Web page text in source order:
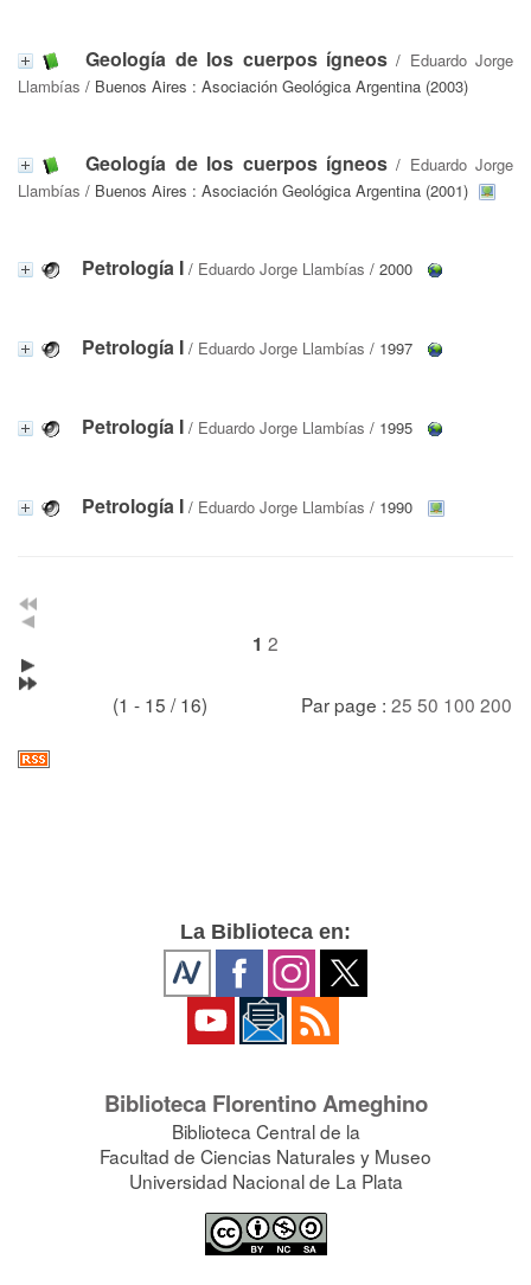
Geología de los cuerpos ígneos/ Eduardo Jorge
Llambías / Buenos Aires : Asociación Geológica Argentina (2003)
Geología de los cuerpos ígneos/ Eduardo Jorge
Llambías / Buenos Aires : Asociación Geológica Argentina (2001)
Petrología I / Eduardo Jorge Llambías / 2000
Petrología I / Eduardo Jorge Llambías / 1997
Petrología I / Eduardo Jorge Llambías / 1995
Petrología I / Eduardo Jorge Llambías / 1990
1 2
(1 - 15 / 16) Par page : 25 50 100 200
La Biblioteca en:
Biblioteca Florentino Ameghino
Biblioteca Central de la
Facultad de Ciencias Naturales y Museo
Universidad Nacional de La Plata